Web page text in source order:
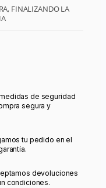
FINALIZANDO LA
de seguridad
segura y
tu pedido en el
devoluciones
condiciones.